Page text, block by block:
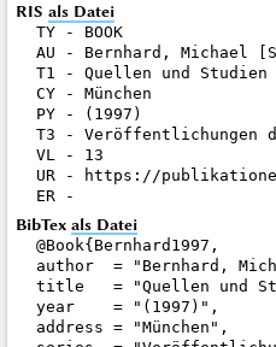
RIS als Datei
TY - BOOK
AU - Bernhard, Michael
T1 - Quellen und
CY - München
PY - (1997)
T3 - Veröffentlichungen
VL - 13
UR - https://
BibTex als Datei
@Book{Bernhard1997,
author  = "Bernhard,
title   = "Quellen und
year    = "(1997)",
address = "München",